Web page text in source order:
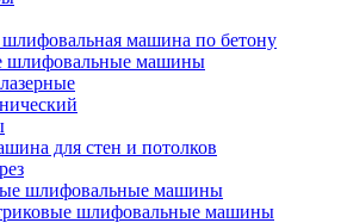
шлифовальная машина по бетону
шлифовальные машины
для стен и потолков
шлифовальные машины
шлифовальные машины